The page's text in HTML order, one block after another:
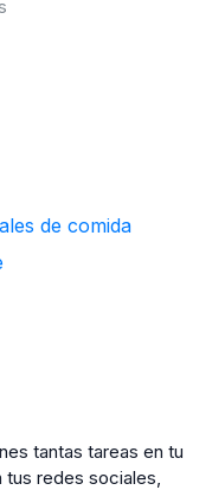
de comida
tantas tareas en tu
tus redes sociales,